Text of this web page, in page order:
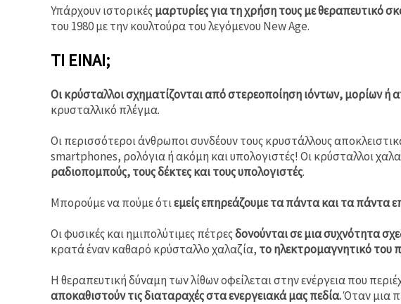
Υπάρχουν ιστορικέςμαρτυρίες για τη χρήση τους με θεραπευτικό
του 1980 με την κουλτούρα του λεγόμενου New Age.
ΤΙ ΕΊΝΑΙ;
Οι κρύσταλλοι σχηματίζονται από στερεοποίηση ιόντων, μορίων ή
κρυσταλλικό πλέγμα.
Οι περισσότεροι άνθρωποι συνδέουν τους κρυστάλλους
smartphones, ρολόγια ή ακόμη και υπολογιστές! Οι κρύσταλλοι
ραδιοπομπούς,τους δέκτες και τους υπολογιστές.
Μπορούμε να πούμε ότιεμείς επηρεάζουμε τα πάντα και τα πάντα
Οι φυσικές και ημιπολύτιμες πέτρεςδονούνται σε μια συχνότητα
κρατά έναν καθαρό κρύσταλλο χαλαζία, το ηλεκτρομαγνητικό του
Η θεραπευτική δύναμη των λίθων οφείλεται στην ενέργεια που
αποκαθιστούν τις διαταραχές στα ενεργειακά μας πεδία.Όταν μια